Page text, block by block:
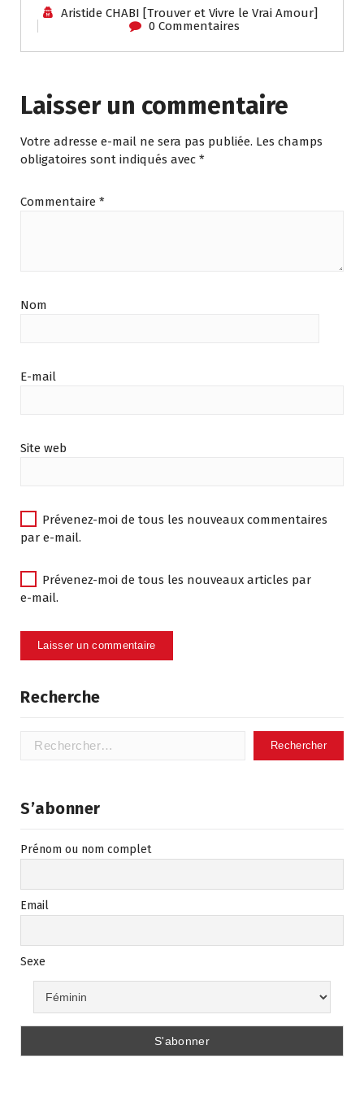
sans se blesser
Aristide CHABI [Trouver et Vivre le Vrai Amour]
0 Commentaires
Laisser un commentaire
Votre adresse e-mail ne sera pas publiée. Les champs
obligatoires sont indiqués avec *
Commentaire *
Nom
E-mail
Site web
Prévenez-moi de tous les nouveaux commentaires
par e-mail.
Prévenez-moi de tous les nouveaux articles par
e-mail.
Recherche
Rechercher :
S’abonner
Prénom ou nom complet
Email
Sexe